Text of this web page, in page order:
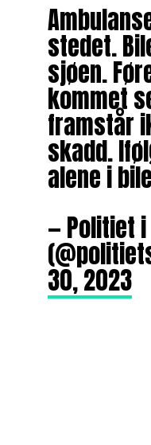
stedet.
sjøen.
kommet
framstår
skadd.
alene i
— Politiet
30, 2023